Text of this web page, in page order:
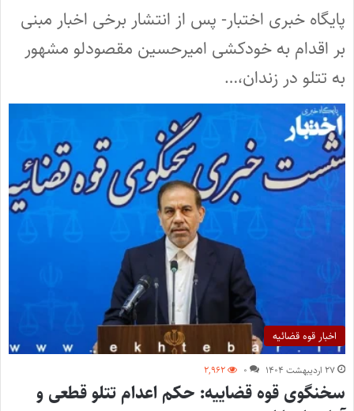
پایگاه خبری اختبار- پس از انتشار برخی اخبار مبنی
بر اقدام به خودکشی امیرحسین مقصودلو مشهور
به تتلو در زندان،…
اخبار قوه قضائیه
۲۷ اردیبهشت ۱۴۰۴ ۰ ۲,۹۶۲
سخنگوی قوه قضاییه: حکم اعدام تتلو قطعی و